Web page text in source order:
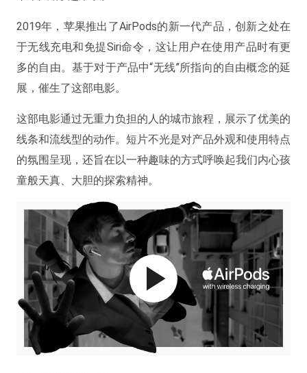
2019年，苹果推出了AirPods的新一代产品，创新之处在
于无线充电和免提Siri命令，这让用户在使用产品时有更
多的自由。基于对于产品中“无线”所指向的自由概念的延
展，催生了这部电影。
这部电影通过无重力负担的人的城市旅程，展示了优美的
线条和流线型的动作。短片不光是对产品外观和使用特点
的氛围呈现，还旨在以一种趣味的方式呼唤起我们内心孩
童般天真、大胆的探索精神。